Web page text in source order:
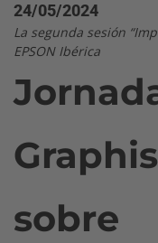
24/05/2024
La segunda sesión
EPSON Ibérica
sobre